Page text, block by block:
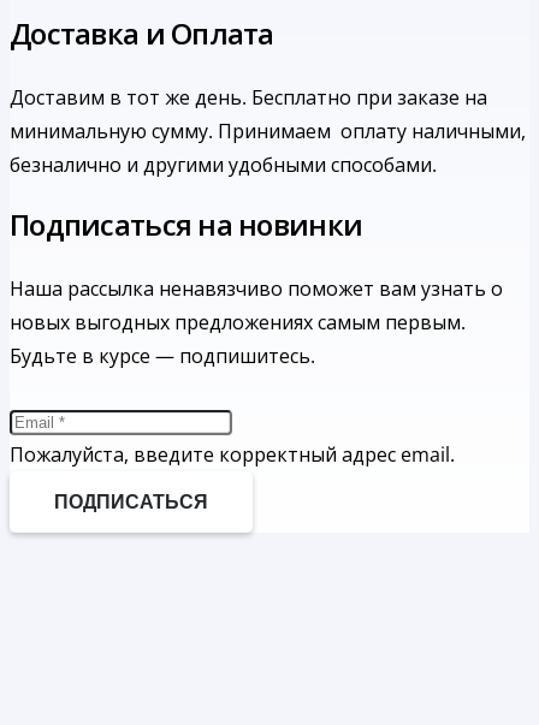
Доставка и Оплата
Доставим в тот же день. Бесплатно при заказе на
минимальную сумму. Принимаем оплату наличными,
безналично и другими удобными способами.
Подписаться на новинки
Наша рассылка ненавязчиво поможет вам узнать о
новых выгодных предложениях самым первым.
Будьте в курсе — подпишитесь.
Пожалуйста, введите корректный адрес email.
ПОДПИСАТЬСЯ